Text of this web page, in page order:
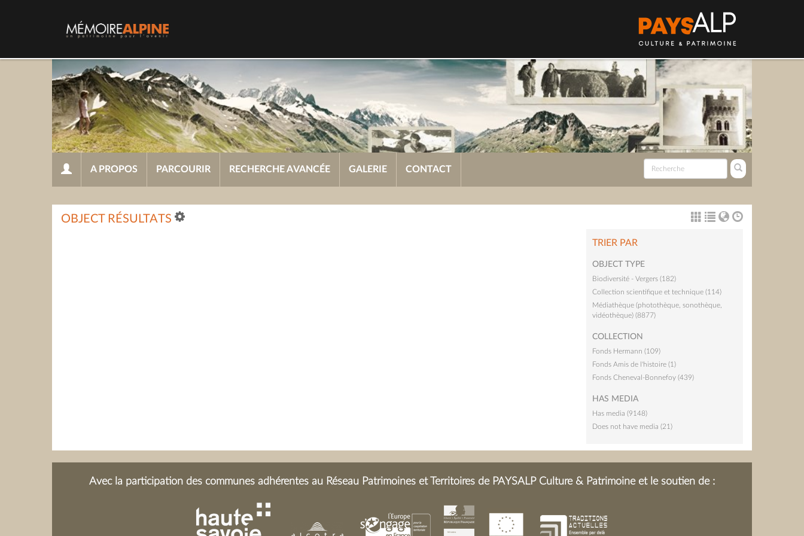
A PROPOS PARCOURIR RECHERCHE AVANCÉE GALERIE CONTACT
OBJECT RÉSULTATS
TRIER PAR
OBJECT TYPE
Biodiversité - Vergers (182)
Collection scientifique et technique (114)
Médiathèque (photothèque, sonothèque,
vidéothèque) (8877)
COLLECTION
Fonds Hermann (109)
Fonds Amis de l'histoire (1)
Fonds Cheneval-Bonnefoy (439)
HAS MEDIA
Has media (9148)
Does not have media (21)
Avec la participation des communes adhérentes au Réseau Patrimoines et Territoires de PAYSALP Culture & Patrimoine et le soutien de :